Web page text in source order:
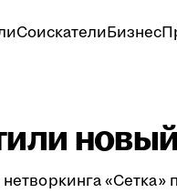
СоискателиБизнес